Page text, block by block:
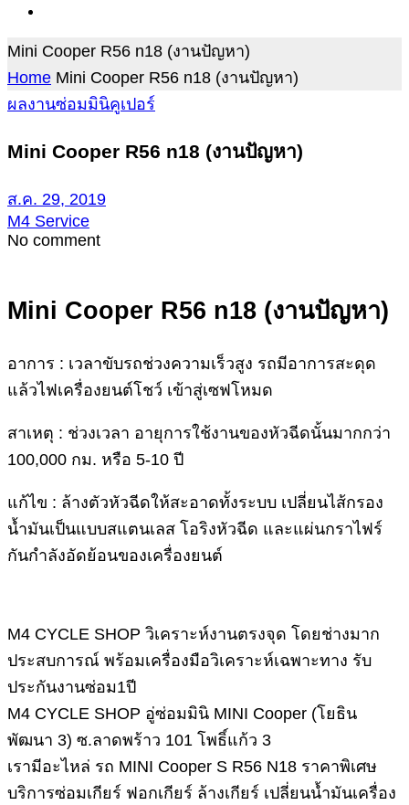
Mini Cooper R56 n18 (งานปัญหา)
Home Mini Cooper R56 n18 (งานปัญหา)
ผลงานซ่อมมินิคูเปอร์
Mini Cooper R56 n18 (งานปัญหา)
ส.ค. 29, 2019
M4 Service
No comment
Mini Cooper R56 n18 (งานปัญหา)
อาการ : เวลาขับรถช่วงความเร็วสูง รถมีอาการสะดุด
แล้วไฟเครื่องยนต์โชว์ เข้าสู่เซฟโหมด
สาเหตุ : ช่วงเวลา อายุการใช้งานของหัวฉีดนั้นมากกว่า
100,000 กม. หรือ 5-10 ปี
แก้ไข : ล้างตัวหัวฉีดให้สะอาดทั้งระบบ เปลี่ยนไส้กรอง
น้ำมันเป็นแบบสแตนเลส โอริงหัวฉีด และแผ่นกราไฟร์
กันกำลังอัดย้อนของเครื่องยนต์
M4 CYCLE SHOP วิเคราะห์งานตรงจุด โดยช่างมาก
ประสบการณ์ พร้อมเครื่องมือวิเคราะห์เฉพาะทาง รับ
ประกันงานซ่อม1ปี
M4 CYCLE SHOP อู่ซ่อมมินิ MINI Cooper (โยธิน
พัฒนา 3) ซ.ลาดพร้าว 101 โพธิ์แก้ว 3
เรามีอะไหล่ รถ MINI Cooper S R56 N18 ราคาพิเศษ
บริการซ่อมเกียร์ ฟอกเกียร์ ล้างเกียร์ เปลี่ยนน้ำมันเครื่อง